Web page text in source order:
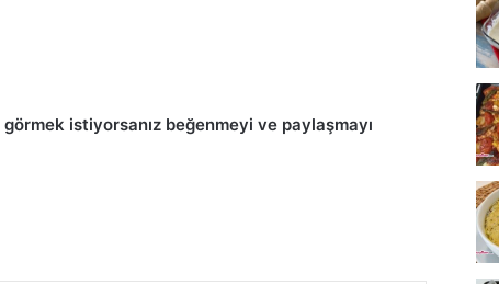
istiyorsanız beğenmeyi ve paylaşmayı